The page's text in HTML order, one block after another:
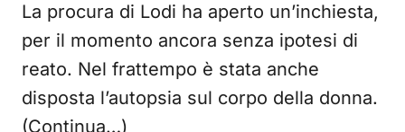
La procura di Lodi ha aperto un’inchiesta,
per il momento ancora senza ipotesi di
reato. Nel frattempo è stata anche
disposta l’autopsia sul corpo della donna.
(Continua…)